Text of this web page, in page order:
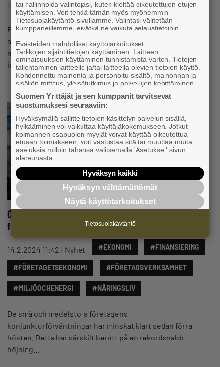
11.6.2024 13:16 Sida #FINANSIERING
En fungerande finansmarknad är nödvändig för företag i
alla storlekar. Utbudet av finansieringstjänster ska vara
mångsidigt, prissättningen transparent och
internationellt…
Osäkerhet och räntor pressar små och medelstora
företags konjunkturförväntningar
14.2.2024 11:42 Nyhet #EKONOMI #FINANSIERING
#FÖRETAGETSEKONOMI #FÖRETAGSVERKSAMHET
#MILJÖOCHENERGI #NÄRINGSLIV
De små och medelstora företagens
konjunkturförväntningar har minskat klart sedan förra
hösten. Detta har särskilt berott på en rekordsnabb
höjning…
tai hallinnoida valintojasi, kuten kieltää oikeutettujen etujen
käyttämisen. Voit tehdä tämän myös myöhemmin
Tietosuojakäytäntö-sivullamme. Valintasi välitetään
kumppaneillemme, eivätkä ne vaikuta selaustietoihin.
Evästeiden mahdolliset käyttötarkoitukset:
Tarkkojen sijaintitietojen käyttäminen. Laitteen
ominaisuuksien käyttäminen tunnistamista varten. Tietojen
tallentaminen laitteelle ja/tai laitteella olevien tietojen käyttö.
Kohdennettu mainonta ja personoitu sisältö, mainonnan ja
sisällön mittaus, yleisötutkimus ja palvelujen kehittäminen .
Suomen Yrittäjät ja sen kumppanit tarvitsevat
suostumuksesi seuraaviin:
Hyväksymällä sallitte tietojen käsittelyn palvelun sisällä,
hylkääminen voi vaikuttaa käyttäjäkokemukseen. Jotkut
kolmannen osapuolen myyjät voivat käyttää oikeutettua
etuaan toimiakseen, voit vastustaa sitä tai muuttaa muita
asetuksia milloin tahansa valitsemalla 'Asetukset' sivun
alareunasta.
Hyväksyn kaikki
Hyväksyn välttämättömät
Näytä käyttötarkoitukset
Tietosuojakäytäntö